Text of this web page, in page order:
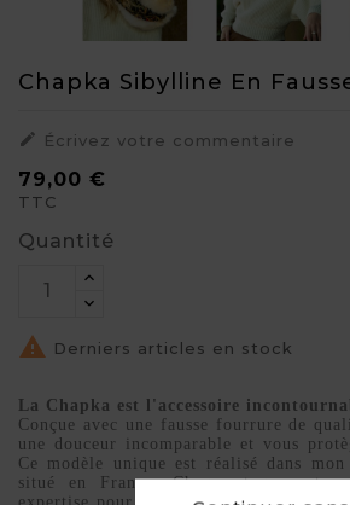
Chapka Sibylline En
 Écrivez votre commentaire
79,00 €
TTC
Quantité
 Derniers articles en stock
La Chapka est l'accessoire
Conçue avec une fausse fourrure de
une douceur incomparable et vous
Ce modèle unique est réalisé dans
situé en France. Chaque toque est